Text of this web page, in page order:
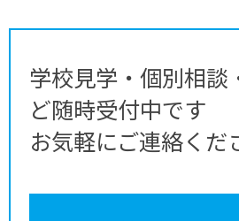
学校見学・個別相談
ど随時受付中です
お気軽にご連絡くだ